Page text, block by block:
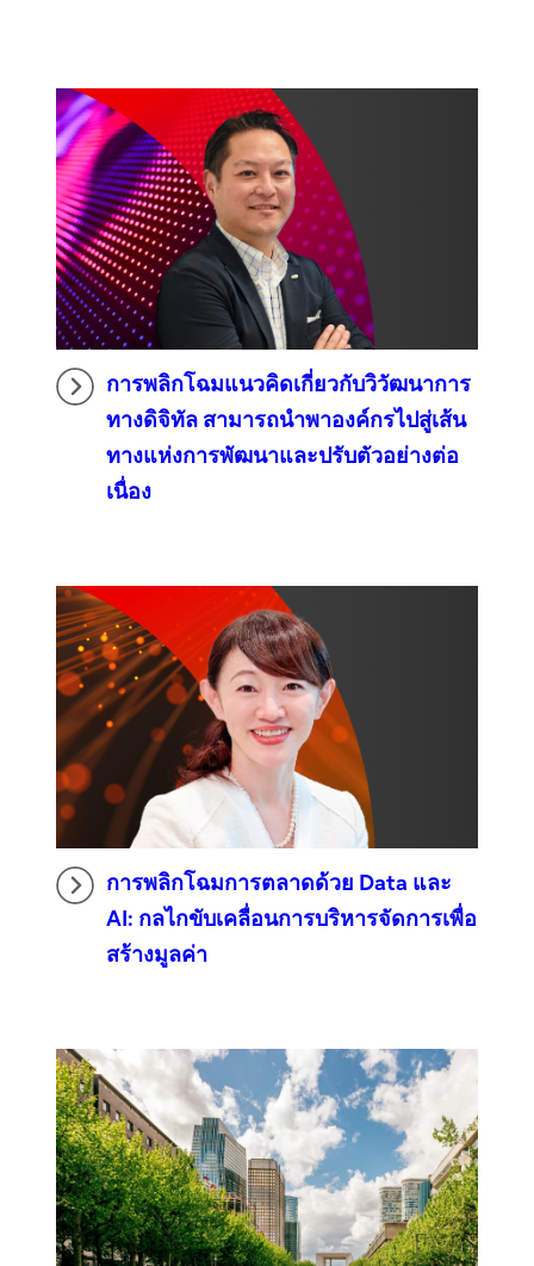
การพลิกโฉมแนวคิดเกี่ยวกับวิวัฒนาการ
ทางดิจิทัล สามารถนำพาองค์กรไปสู่เส้น
ทางแห่งการพัฒนาและปรับตัวอย่างต่อ
เนื่อง
การพลิกโฉมการตลาดด้วย Data และ
AI: กลไกขับเคลื่อนการบริหารจัดการเพื่อ
สร้างมูลค่า